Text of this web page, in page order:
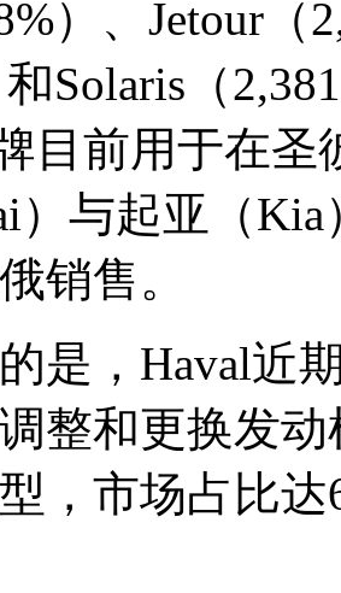
）、Jetour（
Solaris（
目前用于在
）与起亚（
销售。
是，Haval近
整和更换发动
，市场占比